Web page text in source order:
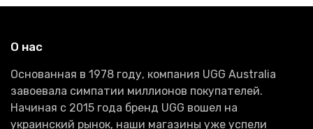
О нас
Основанная в 1978 году, компания UGG Australia
завоевала симпатии миллионов покупателей.
Начиная с 2015 года бренд UGG вошел на
украинский рынок, наши магазины уже успели